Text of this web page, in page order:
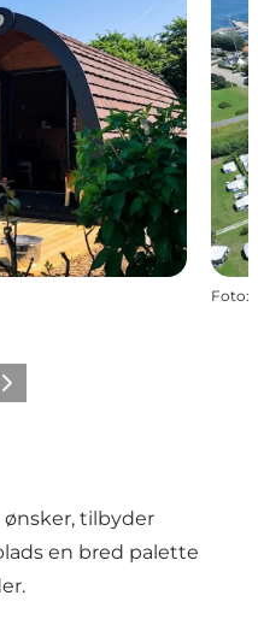
Foto:
Næste
tilbyder
en bred palette